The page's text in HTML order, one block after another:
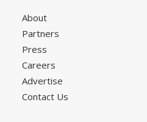
About
Partners
Press
Careers
Advertise
Contact Us